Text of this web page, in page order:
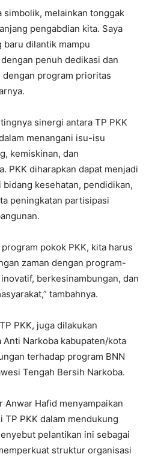
simbolik, melainkan tonggak
pengabdian kita. Saya
baru dilantik mampu
penuh dedikasi dan
program prioritas
sinergi antara TP PKK
menangani isu-isu
kemiskinan, dan
PKK diharapkan dapat menjadi
kesehatan, pendidikan,
peningkatan partisipasi
pokok PKK, kita harus
zaman dengan program-
berkesinambungan, dan
tambahnya.
PKK, juga dilakukan
Anti Narkoba kabupaten/kota
terhadap program BNN
Tengah Bersih Narkoba.
Anwar Hafid menyampaikan
PKK dalam mendukung
pelantikan ini sebagai
struktur organisasi